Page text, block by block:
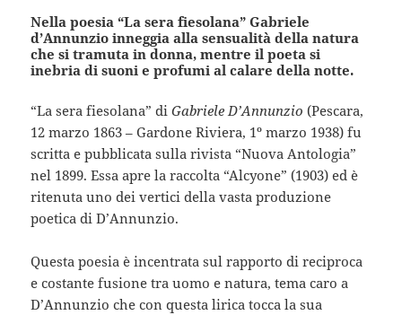
Nella poesia “La sera fiesolana” Gabriele
d’Annunzio inneggia alla sensualità della natura
che si tramuta in donna, mentre il poeta si
inebria di suoni e profumi al calare della notte.
“La sera fiesolana” diGabriele D’Annunzio (Pescara,
12 marzo 1863 – Gardone Riviera, 1º marzo 1938) fu
scritta e pubblicata sulla rivista “Nuova Antologia”
nel 1899. Essa apre la raccolta “Alcyone” (1903) ed è
ritenuta uno dei vertici della vasta produzione
poetica di D’Annunzio.
Questa poesia è incentrata sul rapporto di reciproca
e costante fusione tra uomo e natura, tema caro a
D’Annunzio che con questa lirica tocca la sua